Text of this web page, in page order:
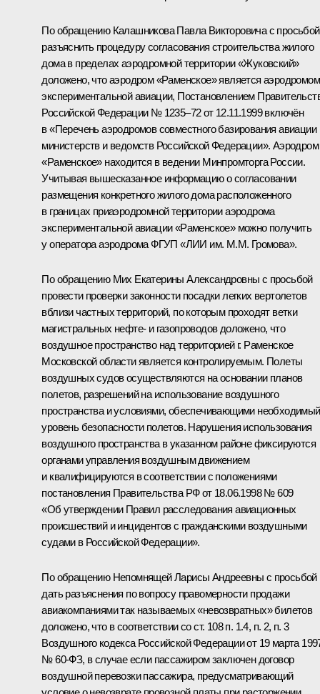
По обращению Калашникова Павла Викторовича с просьбой
разъяснить процедуру согласования строительства жилого
дома в пределах аэродромной территории «Жуковский»
доложено, что аэродром «Раменское» является аэродромом
экспериментальной авиации, Постановлением
Российской Федерации № 1235–72 от 12.11.1999 включён
в «Перечень аэродромов совместного базирования авиации
министерств и ведомств Российской Федерации». Аэродром
«Раменское» находится в ведении Минпромторга России.
Учитывая вышесказанное информацию о согласовании
размещения конкретного жилого дома расположенного
в границах приаэродромной территории аэродрома
экспериментальной авиации «Раменское» можно получить
у оператора аэродрома ФГУП «ЛИИ им. М.М. Громова».
По обращению Мих Екатерины Александровны с просьбой
провести проверки законности посадки легких вертолетов
вблизи частных территорий, по которым проходят ветки
магистральных нефте- и газопроводов доложено, что
воздушное пространство над территорией г. Раменское
Московской области является контролируемым. Полеты
воздушных судов осуществляются на основании планов
полетов, разрешений на использование воздушного
пространства и условиями, обеспечивающими необходимый
уровень безопасности полетов. Нарушения использования
воздушного пространства в указанном районе фиксируются
органами управления воздушным движением
и квалифицируются в соответствии с положениями
постановления Правительства РФ от 18.06.1998 № 609
«Об утверждении Правил расследования авиационных
происшествий и инцидентов с гражданскими воздушными
судами в Российской Федерации».
По обращению Непомнящей Ларисы Андреевны с просьбой
дать разъяснения по вопросу правомерности продажи
авиакомпаниями так называемых «невозвратных» билетов
доложено, что в соответствии со ст. 108 п. 1.4, п. 2, п. 3
Воздушного кодекса Российской Федерации от 19 марта
№ 60-ФЗ, в случае если пассажиром заключен договор
воздушной перевозки пассажира, предусматривающий